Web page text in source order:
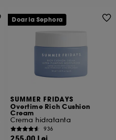
SUMMER FRIDAYS
Overtime Rich Cushion
Cream
Crema hidratanta
936
Doar la Sephora